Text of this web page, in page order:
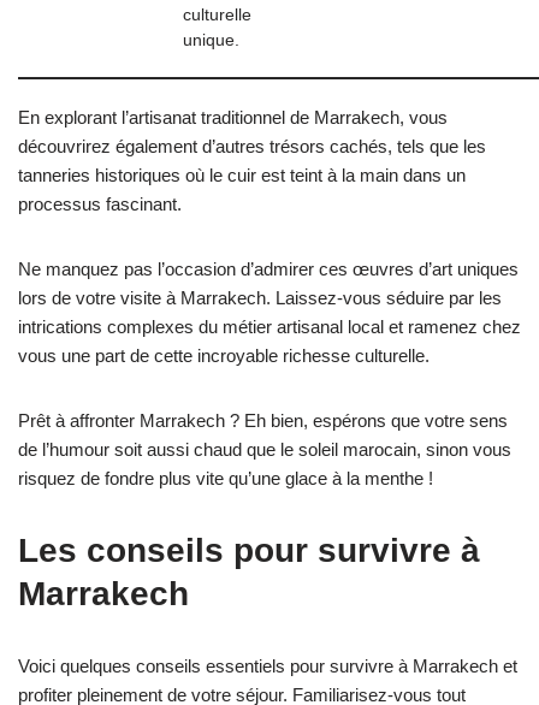
culturelle
unique.
En explorant l’artisanat traditionnel de Marrakech, vous
découvrirez également d’autres trésors cachés, tels que les
tanneries historiques où le cuir est teint à la main dans un
processus fascinant.
Ne manquez pas l’occasion d’admirer ces œuvres d’art uniques
lors de votre visite à Marrakech. Laissez-vous séduire par les
intrications complexes du métier artisanal local et ramenez chez
vous une part de cette incroyable richesse culturelle.
Prêt à affronter Marrakech ? Eh bien, espérons que votre sens
de l’humour soit aussi chaud que le soleil marocain, sinon vous
risquez de fondre plus vite qu’une glace à la menthe !
Les conseils pour survivre à
Marrakech
Voici quelques conseils essentiels pour survivre à Marrakech et
profiter pleinement de votre séjour. Familiarisez-vous tout